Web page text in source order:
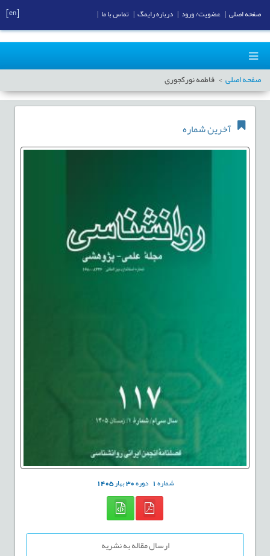
صفحه اصلی فاطمه نورکجوری
آخرین شماره
شماره1 دوره30بهار1405
ارسال مقاله به نشریه
صفحه اصلی عضویت/ ورود درباره رایمگ تماس با ما